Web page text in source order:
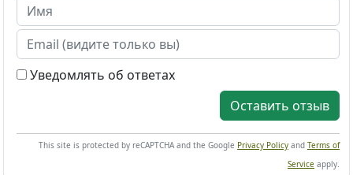
Уведомлять об ответах
Оставить отзыв
This site is protected by reCAPTCHA and the Google Privacy Policy and Terms of
Service apply.